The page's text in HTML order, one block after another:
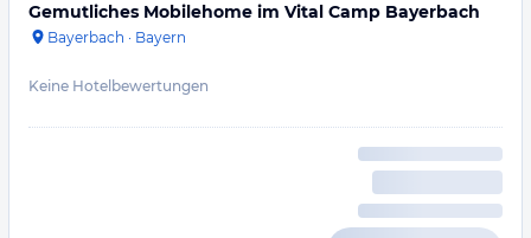
Gemutliches Mobilehome im Vital Camp Bayerbach
Bayerbach · Bayern
Keine Hotelbewertungen